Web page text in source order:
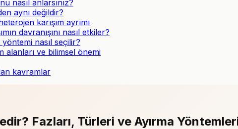
nasıl anlarsınız?
aynı değildir?
karışım ayrımı
davranışını nasıl etkiler?
nasıl seçilir?
alanları ve bilimsel önemi
kavramlar
Fazları, Türleri ve Ayırma